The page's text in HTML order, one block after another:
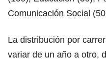
Comunicación Social
La distribución por
variar de un año a otro,